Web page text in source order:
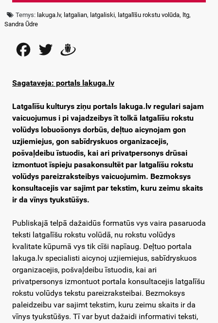
Temys: lakuga.lv, latgalian, latgaliski, latgalīšu rokstu volūda, ltg,
Sandra Ūdre
FacebookTwitter
Sagataveja: portals lakuga.lv
Latgalīšu kulturys ziņu portals lakuga.lv regulari sajam
vaicuojumus i pi vajadzeibys īt tolkā latgalīšu rokstu
volūdys lobuošonys dorbūs, deļtuo aicynojam gon
uzjiemiejus, gon sabīdryskuos organizacejis,
pošvaļdeibu īstuodis, kai ari privatpersonys drūsai
izmontuot īspieju pasakonsultēt par latgalīšu rokstu
volūdys pareizraksteibys vaicuojumim. Bezmoksys
konsultacejis var sajimt par tekstim, kuru zeimu skaits
ir da vīnys tyukstūšys.
Publiskajā telpā dažaidūs formatūs vys vaira pasaruoda
teksti latgalīšu rokstu volūdā, nu rokstu volūdys
kvalitate kūpumā vys tik cīši napīaug. Deļtuo portala
lakuga.lv specialisti aicynoj uzjiemiejus, sabīdryskuos
organizacejis, pošvaļdeibu īstuodis, kai ari
privatpersonys izmontuot portala konsultacejis latgalīšu
rokstu volūdys tekstu pareizraksteibai. Bezmoksys
paleidzeibu var sajimt tekstim, kuru zeimu skaits ir da
vīnys tyukstūšys. Tī var byut dažaidi informativi teksti,